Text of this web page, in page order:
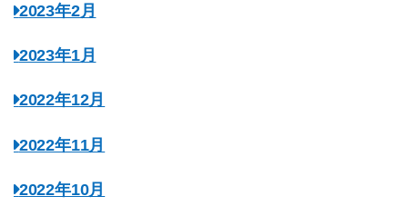
2023年2月
2023年1月
2022年12月
2022年11月
2022年10月